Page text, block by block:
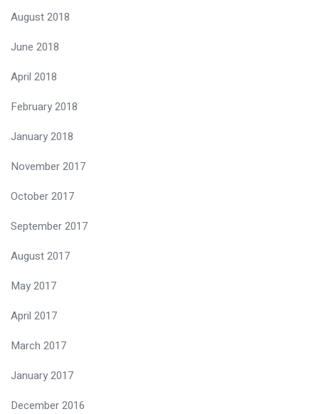
August 2018
June 2018
April 2018
February 2018
January 2018
November 2017
October 2017
September 2017
August 2017
May 2017
April 2017
March 2017
January 2017
December 2016